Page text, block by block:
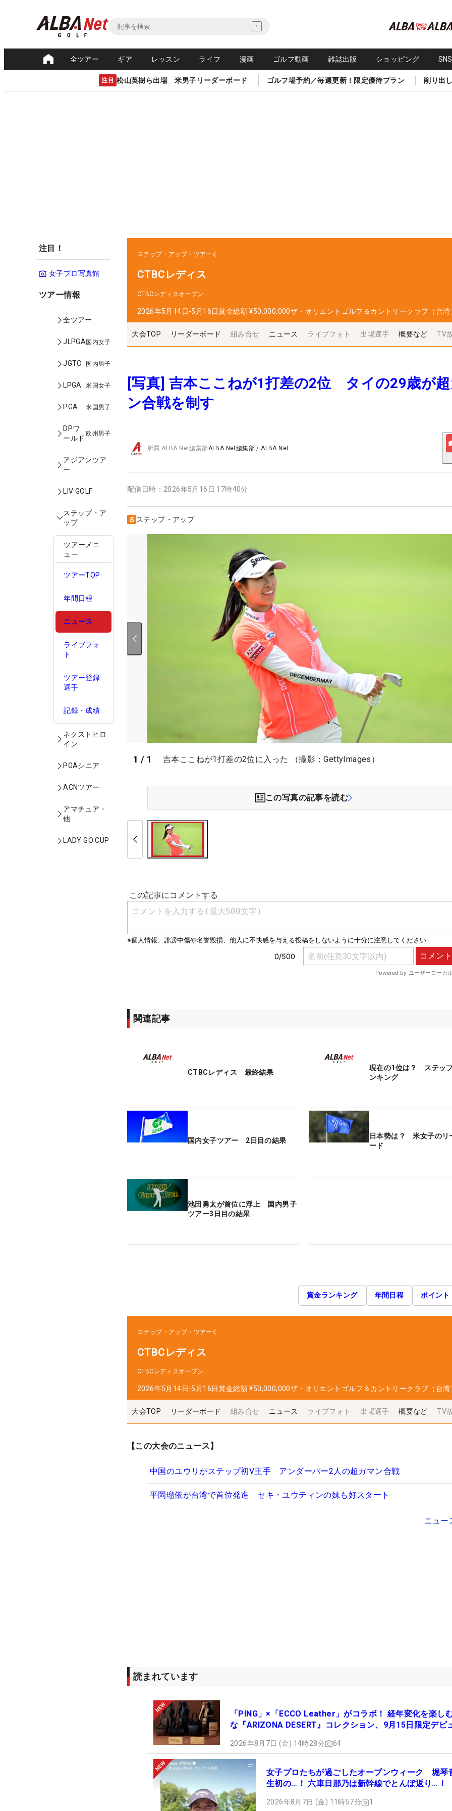
全ツアー ギア レッスン ライフ 漫画 ゴルフ動画 雑誌出版 ショッピング
注目 松山英樹ら出場 米男子リーダーボード ゴルフ場予約／毎週更新！限定優待プラン 削り出
注目！
女子プロ写真館
ツアー情報
全ツアー
JLPGA国内女子
JGTO 国内男子
LPGA 米国女子
PGA 米国男子
DPワ
ールド
欧州男子
アジアンツア
ー
LIV GOLF
ステップ・ア
ップ
ツアーメニ
ュー
ツアーTOP
年間日程
ニュース
ライブフォ
ト
ツアー登録
選手
記録・成績
ネクストヒロ
イン
PGAシニア
ACNツアー
アマチュア・
他
LADY GO CUP
ステップ・アップ・ツアー
CTBCレディス
CTBCレディスオープン
2026年5月14日-5月16日賞金総額 ¥50,000,000ザ・オリエントゴルフ＆カントリークラブ（台湾
大会TOP リーダーボード 組み合せ ニュース ライブフォト 出場選手 概要など TV
[写真] 吉本ここねが1打差の2位 タイの29歳が
ン合戦を制す
所属ALBA Net編集部ALBA Net編集部 /ALBA Net
配信日時： 2026年5月16日 17時40分
ステップ・アップ
1 / 1 吉本ここねが1打差の2位に入った （撮影：GettyImages）
この写真の記事を読む
関連記事
CTBCレディス 最終結果
現在の1位は？ ステッ
ンキング
国内女子ツアー 2日目の結果
日本勢は？ 米女子のリ
ード
池田勇太が首位に浮上 国内男子
ツアー3日目の結果
賞金ランキング 年間日程 ポイント
ステップ・アップ・ツアー
CTBCレディス
CTBCレディスオープン
2026年5月14日-5月16日賞金総額 ¥50,000,000ザ・オリエントゴルフ＆カントリークラブ（台湾
大会TOP リーダーボード 組み合せ ニュース ライブフォト 出場選手 概要など TV
【この大会のニュース】
中国のユウリがステップ初V王手 アンダーパー2人の超ガマン合戦
平岡瑠依が台湾で首位発進 セキ・ユウティンの妹も好スタート
ニュー
読まれています
「PING」×「ECCO Leather」がコラボ！ 経年変化を楽し
な『ARIZONA DESERT』コレクション、9月15日限定デビ
2026年8月7日 (金) 14時28分 64
女子プロたちが過ごしたオープンウィーク 堀琴
生初の…！ 六車日那乃は新幹線でとんぼ返り…！
2026年8月7日 (金) 11時57分 1